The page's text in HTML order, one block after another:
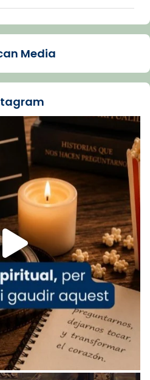
Barcelona
Fa gairebé
Lluís Companys, la
comp
Vatican
es/iglesia/news/2026-
papa-viaje-
i Semproniana ens
de Tortosa, ha
juliol la missa de Les
Media